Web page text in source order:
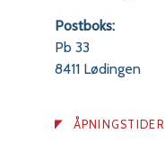
Postboks:
Pb 33
8411 Lødingen
ÅPNINGSTIDER